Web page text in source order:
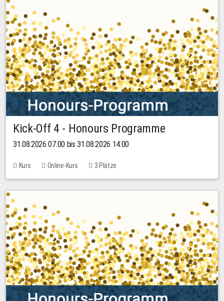
Kick-Off 4 - Honours Programme
31.08.2026 07:00 bis 31.08.2026 14:00
Kurs Online-Kurs 3 Plätze